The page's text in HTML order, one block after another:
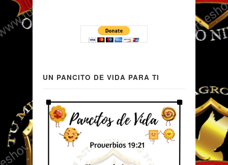
UN PANCITO DE VIDA PARA TI